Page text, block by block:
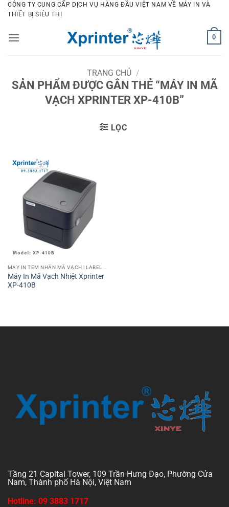
Bỏ
qua
dung
CÔNG TY CUNG CẤP DỊCH VỤ HÀNG ĐẦU VIỆT NAM VỀ MÁY IN VÀ
THIẾT BỊ SIÊU THỊ
0
TRANG CHỦ /
SẢN PHẨM ĐƯỢC GẮN THẺ “MÁY IN MÃ
VẠCH XPRINTER XP-410B”
LỌC
Máy In Mã Vạch Nhiệt Xprinter
XP-410B
Tầng 21 Capital Tower, 109 Trần Hưng Đạo, Phường Cửa
Nam, Thành phố Hà Nội, Việt Nam
Hotline: 09 3883 1717